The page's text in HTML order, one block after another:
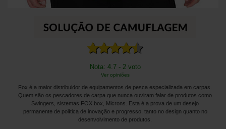
Nota: 4.7 - 2 voto
Ver opiniões
Fox é a maior distribuidor de equipamentos de pesca especializada em carpas.
Quem são os pescadores de carpa que nunca ouviram falar de produtos como
Swingers, sistemas FOX box, Microns. Esta é a prova de um desejo
permanente de política de inovação e progresso, tanto no design quanto no
desenvolvimento de produtos.